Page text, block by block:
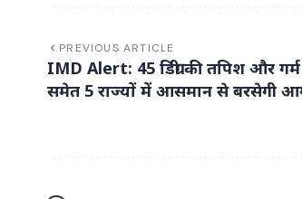
PREVIOUS ARTICLE
IMD Alert: 45 डिग्री की तपिश और
समेत 5 राज्यों में आसमान से बरसेगी